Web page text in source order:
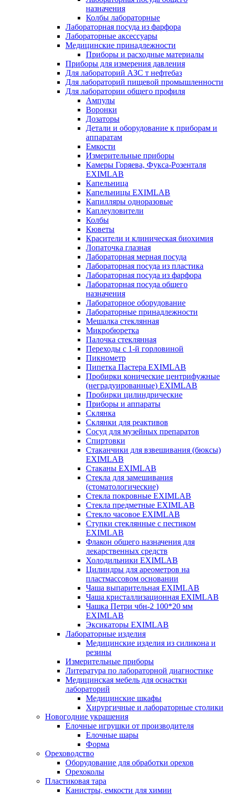
назначения
Колбы лабораторные
Лабораторная посуда из фарфора
Лабораторные аксессуары
Медицинские принадлежности
Приборы и расходные материалы
Приборы для измерения давления
Для лабораторий АЗС т нефтебаз
Для лабораторий пищевой промышленности
Для лаборатории общего профиля
Ампулы
Воронки
Дозаторы
Детали и оборудование к приборам и
аппаратам
Емкости
Измерительные приборы
Камеры Горяева, Фукса-Розенталя
EXIMLAB
Капельница
Капельницы EXIMLAB
Капилляры одноразовые
Каплеуловители
Колбы
Кюветы
Красители и клиническая биохимия
Лопаточка глазная
Лабораторная мерная посуда
Лабораторная посуда из пластика
Лабораторная посуда из фарфора
Лабораторная посуда общего
назначения
Лабораторное оборудование
Лабораторные принадлежности
Мешалка стеклянная
Микробюретка
Палочка стеклянная
Переходы с 1-й горловиной
Пикнометр
Пипетка Пастера EXIMLAB
Пробирки конические центрифужные
(неградуированные) EXIMLAB
Пробирки цилиндрические
Приборы и аппараты
Склянка
Склянки для реактивов
Сосуд для музейных препаратов
Спиртовки
Стаканчики для взвешивания (бюксы)
EXIMLAB
Стаканы EXIMLAB
Стекла для замешивания
(стоматологические)
Стекла покровные EXIMLAB
Стекла предметные EXIMLAB
Стекло часовое EXIMLAB
Ступки стеклянные с пестиком
EXIMLAB
Флакон общего назначения для
лекарственных средств
Холодильники EXIMLAB
Цилиндры для ареометров на
пластмассовом основании
Чаша выпарительная EXIMLAB
Чаша кристаллизационная EXIMLAB
Чашка Петри чбн-2 100*20 мм
EXIMLAB
Эксикаторы EXIMLAB
Лабораторные изделия
Медицинские изделия из силикона и
резины
Измерительные приборы
Литература по лабораторной диагностике
Медицинская мебель для оснастки
лабораторий
Медицинские шкафы
Хирургичные и лабораторные столики
Новогодние украшения
Елочные игрушки от производителя
Елочные шары
Форма
Ореховодство
Оборудование для обработки орехов
Орехоколы
Пластиковая тара
Канистры, емкости для химии